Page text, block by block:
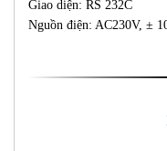
Giao diện: RS 232C
Nguồn điện: AC230V, ±